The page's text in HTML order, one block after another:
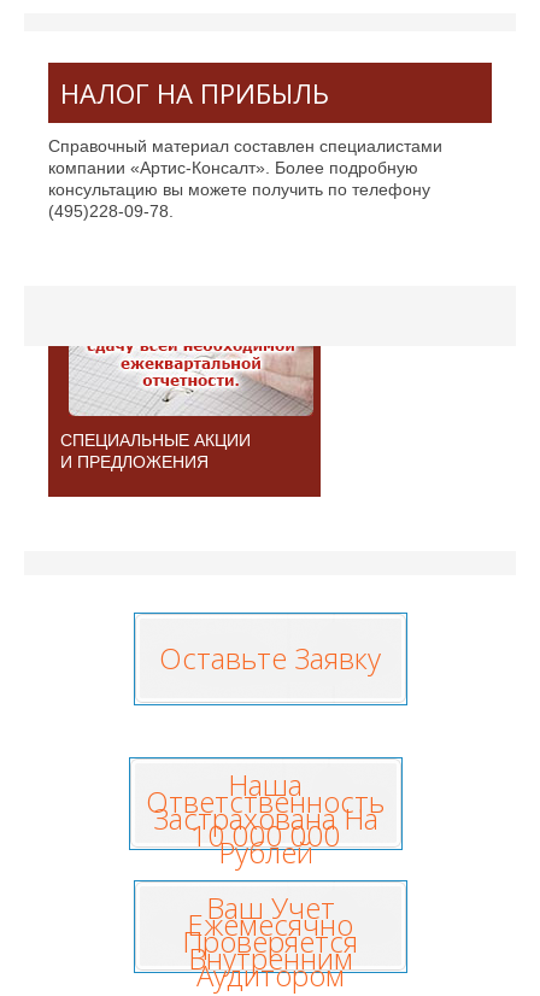
НАЛОГ НА ПРИБЫЛЬ
Справочный материал составлен специалистами
компании «Артис-Консалт». Более подробную
консультацию вы можете получить по телефону
(495)228-09-78.
СПЕЦИАЛЬНЫЕ АКЦИИ
И ПРЕДЛОЖЕНИЯ
Оставьте Заявку
Наша
Ответственность
Застрахована На
10 000 000
Рублей
Ваш Учет
Ежемесячно
Проверяется
Внутренним
Аудитором